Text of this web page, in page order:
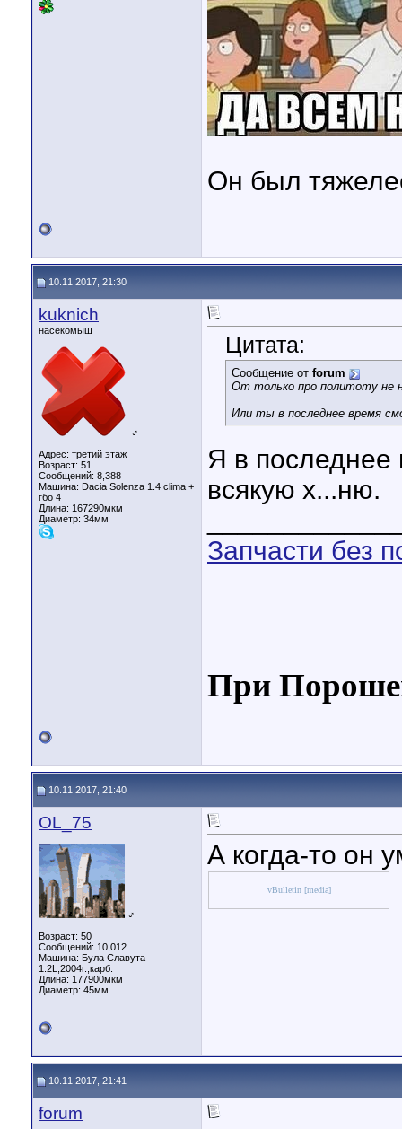
Он был
10.11.2017, 21:30
kuknich
насекомыш
♂
Адрес: третий этаж
Возраст: 51
Сообщений: 8,388
Машина: Dacia Solenza 1.4 clima +
гбо 4
Длина: 167290мкм
Диаметр: 34мм
Цитата:
Сообщение от forum
От только про политоту не
Или ты в последнее время
Я в последнее
всякую х...ню.
Запчасти без
При
10.11.2017, 21:40
OL_75
♂
Возраст: 50
Сообщений: 10,012
Машина: Була Славута
1.2L,2004г.,карб.
Длина: 177900мкм
Диаметр: 45мм
А когда-то он
vBulletin [media]
10.11.2017, 21:41
forum